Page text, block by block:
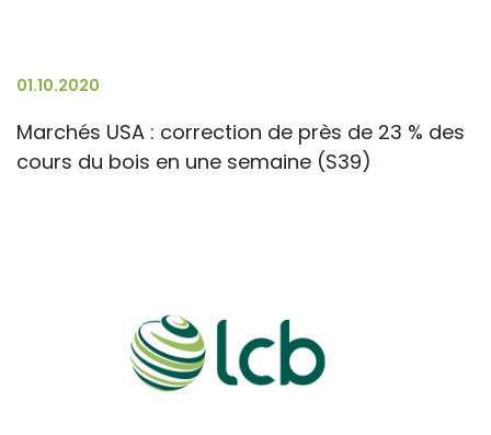
01.10.2020
Marchés USA : correction de près de 23 % des
cours du bois en une semaine (S39)